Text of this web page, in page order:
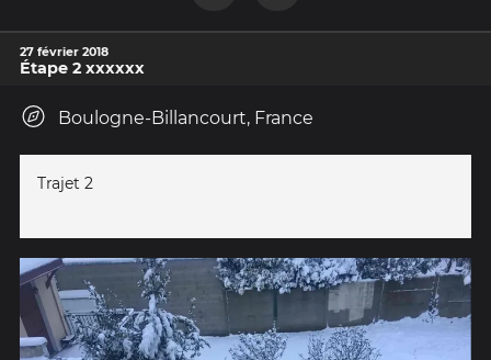
27 février 2018
Étape 2 xxxxxx
Boulogne-Billancourt, France
Trajet 2